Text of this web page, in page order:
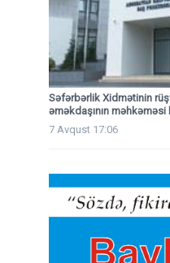
Səfərbərlik Xidmətinin
əməkdaşının məhkəməsi
7 Avqust 17:06